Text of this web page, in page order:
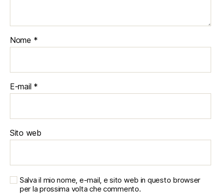
Nome *
E-mail *
Sito web
Salva il mio nome, e-mail, e sito web in questo browser
per la prossima volta che commento.